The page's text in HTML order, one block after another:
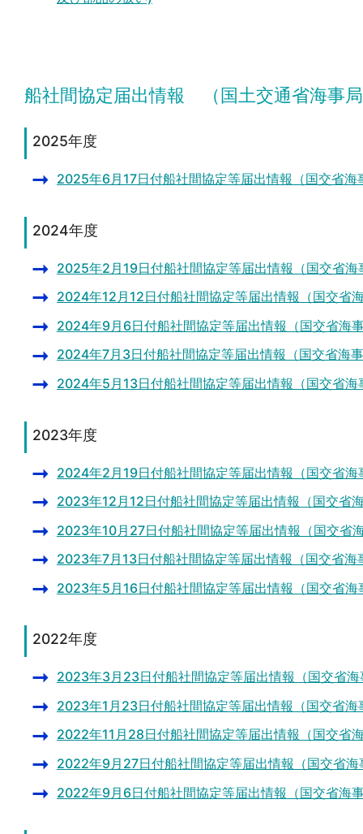
船社間協定届出情報 （国土交通省海
2025年度
2025年6月17日付船社間協定等届出情報（国交省海
2024年度
2025年2月19日付船社間協定等届出情報（国交省海
2024年12月12日付船社間協定等届出情報（国交省
2024年9月6日付船社間協定等届出情報（国交省海
2024年7月3日付船社間協定等届出情報（国交省海
2024年5月13日付船社間協定等届出情報（国交省海
2023年度
2024年2月19日付船社間協定等届出情報（国交省海
2023年12月12日付船社間協定等届出情報（国交省
2023年10月27日付船社間協定等届出情報（国交省
2023年7月13日付船社間協定等届出情報（国交省海
2023年5月16日付船社間協定等届出情報（国交省海
2022年度
2023年3月23日付船社間協定等届出情報（国交省海
2023年1月23日付船社間協定等届出情報（国交省海
2022年11月28日付船社間協定等届出情報（国交省
2022年9月27日付船社間協定等届出情報（国交省海
2022年9月6日付船社間協定等届出情報（国交省海